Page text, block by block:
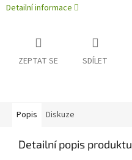
Detailní informace
ZEPTAT SE SDÍLET
Popis Diskuze
Detailní popis produktu